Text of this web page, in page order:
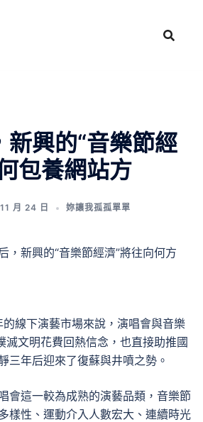
新興的“音樂節經
包養網站方
月 24 日 妳讓我孤孤單單
，新興的“音樂節經濟”將往向何方
的線下演藝市場來說，演唱會與音樂
滅文明花費回熱信念，也直接助推國
三年后迎來了復蘇與井噴之勢。
會這一較為成熟的演藝品類，音樂節
樣性、運動介入人數宏大、連續時光